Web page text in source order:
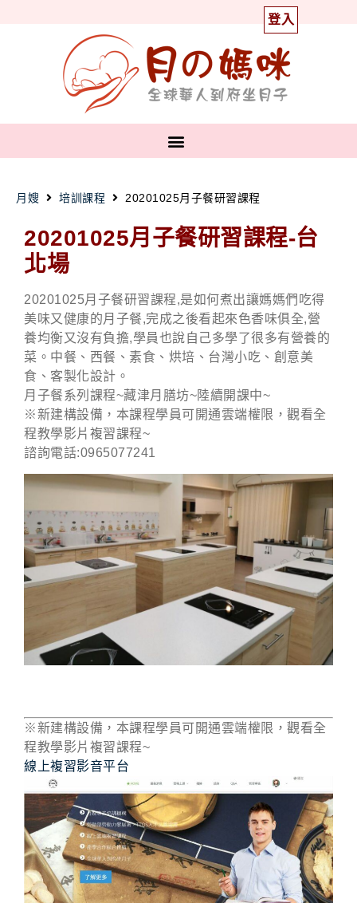
登入
月嫂 培訓課程 20201025月子餐研習課程
20201025月子餐研習課程-台
北場
20201025月子餐研習課程,是如何煮出讓媽媽們吃得
美味又健康的月子餐,完成之後看起來色香味俱全,營
養均衡又沒有負擔,學員也說自己多學了很多有營養的
菜。中餐、西餐、素食、烘培、台灣小吃、創意美
食、客製化設計。
月子餐系列課程~藏津月膳坊~陸續開課中~
※新建構設備，本課程學員可開通雲端權限，觀看全
程教學影片複習課程~
諮詢電話:0965077241
※新建構設備，本課程學員可開通雲端權限，觀看全
程教學影片複習課程~
線上複習影音平台